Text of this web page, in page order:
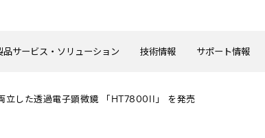
品サービス・ソリューション 技術情報 サポート情報
立した透過電子顕微鏡 「HT7800II」 を発売